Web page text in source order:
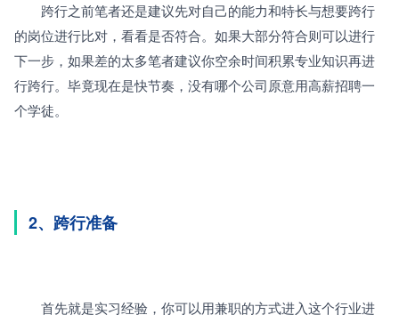
跨行之前笔者还是建议先对自己的能力和特长与想要跨行
的岗位进行比对，看看是否符合。如果大部分符合则可以进行
下一步，如果差的太多笔者建议你空余时间积累专业知识再进
行跨行。毕竟现在是快节奏，没有哪个公司原意用高薪招聘一
个学徒。
2、跨行准备
首先就是实习经验，你可以用兼职的方式进入这个行业进